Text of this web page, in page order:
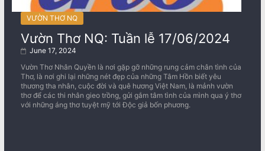
VƯỜN THƠ NQ
Vườn Thơ NQ: Tuần lễ 17/06/2024
June 17, 2024
Vườn Thơ Nhân Quyền là nơi gặp gỡ những rung cảm chân tình của
Thơ, là nơi ghi lại những nét đẹp của những Tâm Hồn biết yêu
thương tha nhân, cuộc đời và quê hương Việt Nam, là mảnh vườn
thơ để các thi nhân gieo trồng, gửi gắm tâm tình của mình qua ý thơ
với những áng thơ tuyệt mỹ tới Độc giả bốn phương.